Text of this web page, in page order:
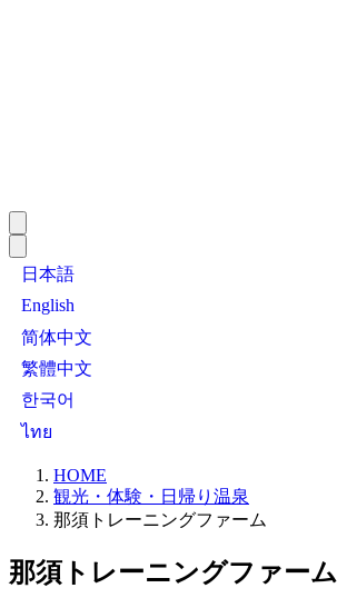
日本語
English
简体中文
繁體中文
한국어
ไทย
HOME
観光・体験・日帰り温泉
那須トレーニングファーム
那須トレーニングファーム